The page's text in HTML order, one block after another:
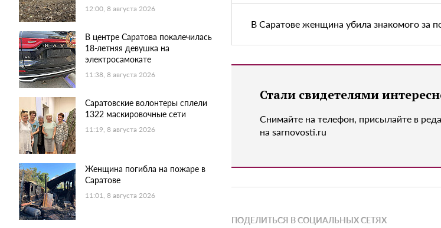
12:00, 8 августа 2026
В центре Саратова покалечилась
18-летняя девушка на
электросамокате
11:38, 8 августа 2026
Саратовские волонтеры сплели
1322 маскировочные сети
11:19, 8 августа 2026
Женщина погибла на пожаре в
Саратове
11:01, 8 августа 2026
В Саратове женщина убила знакомого за
Стали свидетелями
Снимайте на телефон, присылайте в
на sarnovosti.ru
ПОДЕЛИТЬСЯ В СОЦИАЛЬНЫХ СЕТЯХ